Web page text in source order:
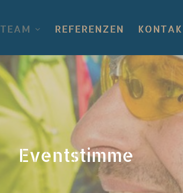
TEAM REFERENZEN
Eventstimme